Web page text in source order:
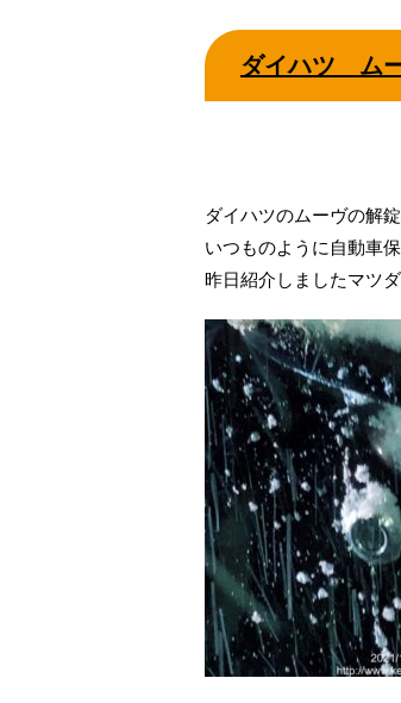
ダイハツ ム
ダイハツのムーヴの解錠
いつものように自動車
昨日紹介しましたマツ